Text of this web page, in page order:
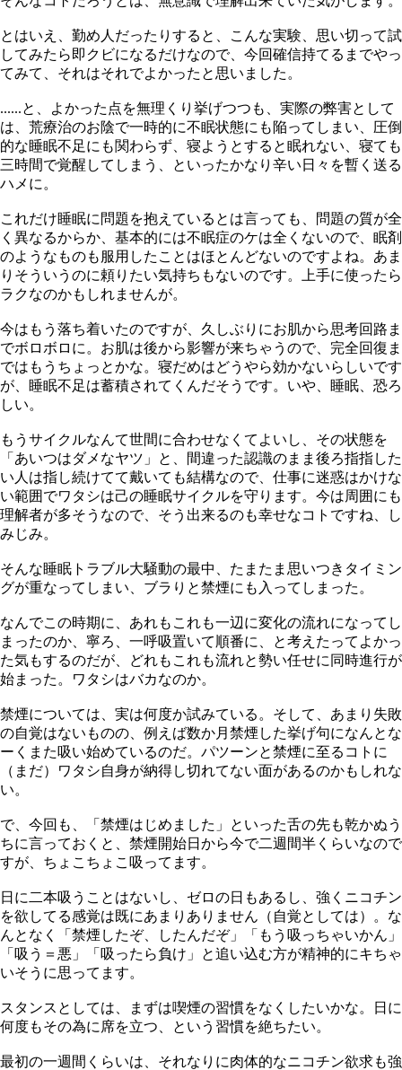
とはいえ、勤め人だったりすると、こんな実験、思い切って試
してみたら即クビになるだけなので、今回確信持てるまでやっ
てみて、それはそれでよかったと思いました。
......と、よかった点を無理くり挙げつつも、実際の弊害として
は、荒療治のお陰で一時的に不眠状態にも陥ってしまい、圧倒
的な睡眠不足にも関わらず、寝ようとすると眠れない、寝ても
三時間で覚醒してしまう、といったかなり辛い日々を暫く送る
ハメに。
これだけ睡眠に問題を抱えているとは言っても、問題の質が全
く異なるからか、基本的には不眠症のケは全くないので、眠剤
のようなものも服用したことはほとんどないのですよね。あま
りそういうのに頼りたい気持ちもないのです。上手に使ったら
ラクなのかもしれませんが。
今はもう落ち着いたのですが、久しぶりにお肌から思考回路ま
でボロボロに。お肌は後から影響が来ちゃうので、完全回復ま
ではもうちょっとかな。寝だめはどうやら効かないらしいです
が、睡眠不足は蓄積されてくんだそうです。いや、睡眠、恐ろ
しい。
もうサイクルなんて世間に合わせなくてよいし、その状態を
「あいつはダメなヤツ」と、間違った認識のまま後ろ指指した
い人は指し続けてて戴いても結構なので、仕事に迷惑はかけな
い範囲でワタシは己の睡眠サイクルを守ります。今は周囲にも
理解者が多そうなので、そう出来るのも幸せなコトですね、し
みじみ。
そんな睡眠トラブル大騒動の最中、たまたま思いつきタイミン
グが重なってしまい、ブラりと禁煙にも入ってしまった。
なんでこの時期に、あれもこれも一辺に変化の流れになってし
まったのか、寧ろ、一呼吸置いて順番に、と考えたってよかっ
た気もするのだが、どれもこれも流れと勢い任せに同時進行が
始まった。ワタシはバカなのか。
禁煙については、実は何度か試みている。そして、あまり失敗
の自覚はないものの、例えば数か月禁煙した挙げ句になんとな
ーくまた吸い始めているのだ。パツーンと禁煙に至るコトに
（まだ）ワタシ自身が納得し切れてない面があるのかもしれな
い。
で、今回も、「禁煙はじめました」といった舌の先も乾かぬう
ちに言っておくと、禁煙開始日から今で二週間半くらいなので
すが、ちょこちょこ吸ってます。
日に二本吸うことはないし、ゼロの日もあるし、強くニコチン
を欲してる感覚は既にあまりありません（自覚としては）。な
んとなく「禁煙したぞ、したんだぞ」「もう吸っちゃいかん」
「吸う＝悪」「吸ったら負け」と追い込む方が精神的にキちゃ
いそうに思ってます。
スタンスとしては、まずは喫煙の習慣をなくしたいかな。日に
何度もその為に席を立つ、という習慣を絶ちたい。
最初の一週間くらいは、それなりに肉体的なニコチン欲求も強